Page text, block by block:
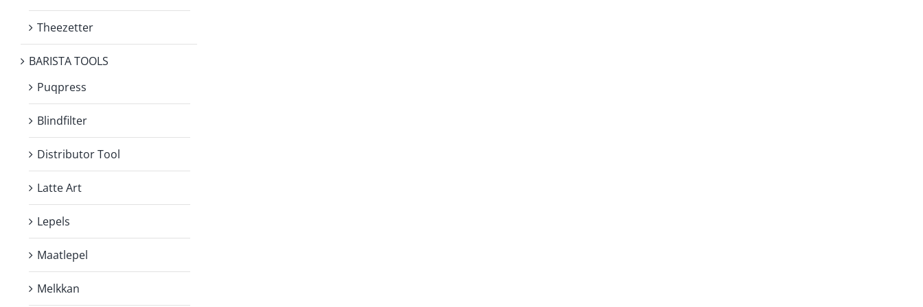
Theezetter
BARISTA TOOLS
Puqpress
Blindfilter
Distributor Tool
Latte Art
Lepels
Maatlepel
Melkkan